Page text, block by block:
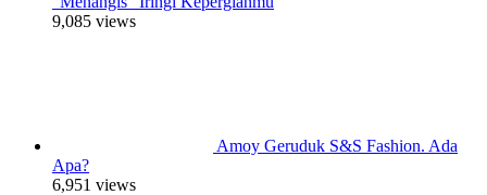
9,085 views
Amoy Geruduk S&S Fashion. Ada
Apa?
6,951 views